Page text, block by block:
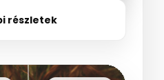
részletek